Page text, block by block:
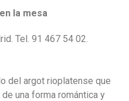
la mesa
Tel. 91 467 54 02.
del argot rioplatense que
una forma romántica y